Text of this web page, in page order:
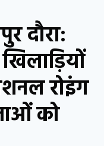
दौरा:
रोइंग
को